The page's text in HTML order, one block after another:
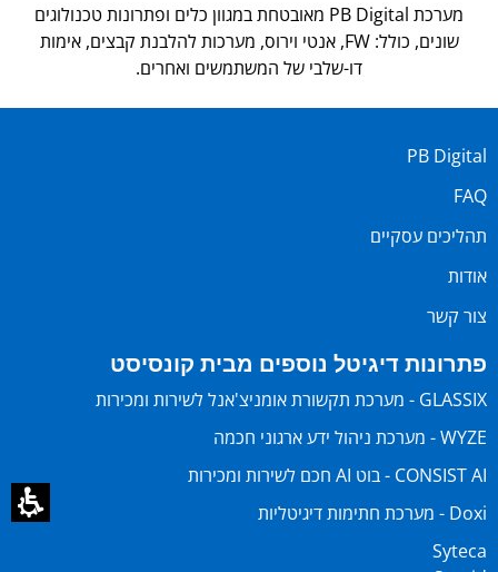
מערכת PB Digital מאובטחת במגוון כלים ופתרונות טכנולוגים
שונים, כולל: FW, אנטי וירוס, מערכות להלבנת קבצים, אימות
דו-שלבי של המשתמשים ואחרים.
PB Digital
FAQ
תהליכים עסקיים
אודות
צור קשר
פתרונות דיגיטל נוספים מבית קונסיסט
GLASSIX - מערכת תקשורת אומניצ'אנל לשירות ומכירות
WYZE - מערכת ניהול ידע ארגוני חכמה
CONSIST AI - בוט AI חכם לשירות ומכירות
Doxi - מערכת חתימות דיגיטליות
Syteca